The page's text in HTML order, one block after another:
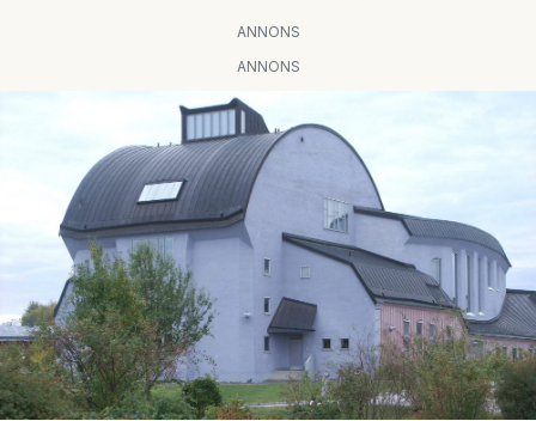
ANNONS
ANNONS